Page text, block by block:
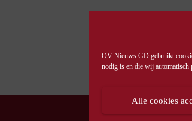
OV Nieuws GD gebruikt
nodig is en die wij automatisch
Alle cookies
© OV Nieuws GD -